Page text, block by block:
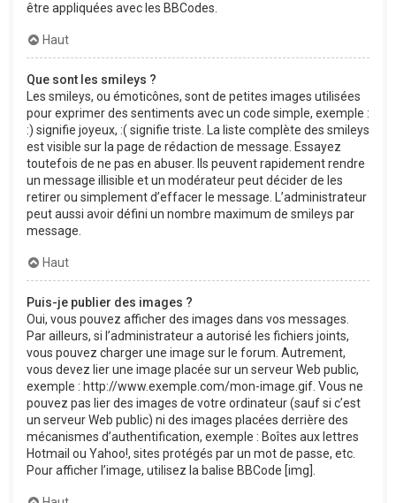
être appliquées avec les BBCodes.
Haut
Que sont les smileys ?
Les smileys, ou émoticônes, sont de petites images utilisées
pour exprimer des sentiments avec un code simple, exemple :
:) signifie joyeux, :( signifie triste. La liste complète des smileys
est visible sur la page de rédaction de message. Essayez
toutefois de ne pas en abuser. Ils peuvent rapidement rendre
un message illisible et un modérateur peut décider de les
retirer ou simplement d’effacer le message. L’administrateur
peut aussi avoir défini un nombre maximum de smileys par
message.
Haut
Puis-je publier des images ?
Oui, vous pouvez afficher des images dans vos messages.
Par ailleurs, si l’administrateur a autorisé les fichiers joints,
vous pouvez charger une image sur le forum. Autrement,
vous devez lier une image placée sur un serveur Web public,
exemple : http://www.exemple.com/mon-image.gif. Vous ne
pouvez pas lier des images de votre ordinateur (sauf si c’est
un serveur Web public) ni des images placées derrière des
mécanismes d’authentification, exemple : Boîtes aux lettres
Hotmail ou Yahoo!, sites protégés par un mot de passe, etc.
Pour afficher l’image, utilisez la balise BBCode [img].